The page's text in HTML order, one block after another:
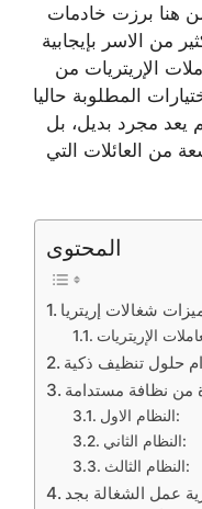
هنا برزت خادمات
من الاسر بإيجابية
الإريتريات من
المطلوبة حاليا
يعد مجرد بديل، بل
من العائلات التي
المحتوى
شغالات إريتريا
الإريتريات
حلول تنظيف ذكية
من نظافة مستدامة
النظام الاول:
النظام الثاني:
النظام الثالث:
عمل الشغالة بجد